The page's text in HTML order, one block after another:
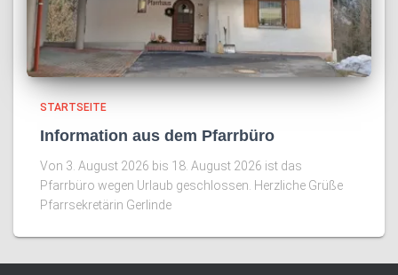
STARTSEITE
Information aus dem Pfarrbüro
Von 3. August 2026 bis 18. August 2026 ist das
Pfarrbüro wegen Urlaub geschlossen. Herzliche Grüße
Pfarrsekretärin Gerlinde